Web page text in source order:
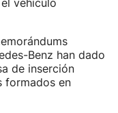
vehículo
Benz han dado
de inserción
formados en